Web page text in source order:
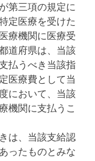
第三項の規定に
定医療を受けた
療機関に医療受
道府県は、当該
払うべき当該指
医療費として当
において、当該
機関に支払うこ
は、当該支給認
ったものとみな